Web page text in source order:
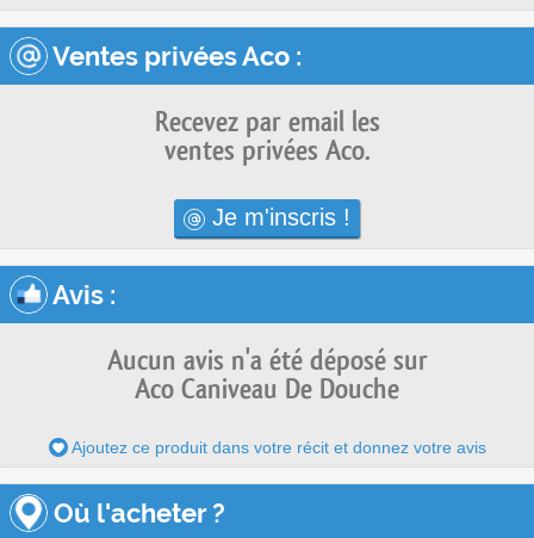
Ventes privées Aco :
Recevez par email les
ventes privées Aco.
Je m'inscris !
Avis :
Aucun avis n'a été déposé sur
Aco Caniveau De Douche
Ajoutez ce produit dans votre récit et donnez votre avis
Où l'acheter ?